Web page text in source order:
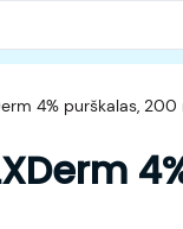
4% purškalas, 200